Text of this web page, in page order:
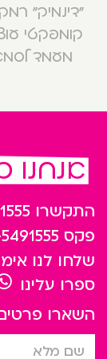
“דינמיק”
קומפקטי
מעמד
אנחנו
התקשרו
פקס
שלחו לנו
ספרו עלינו
השארו
שם מלא